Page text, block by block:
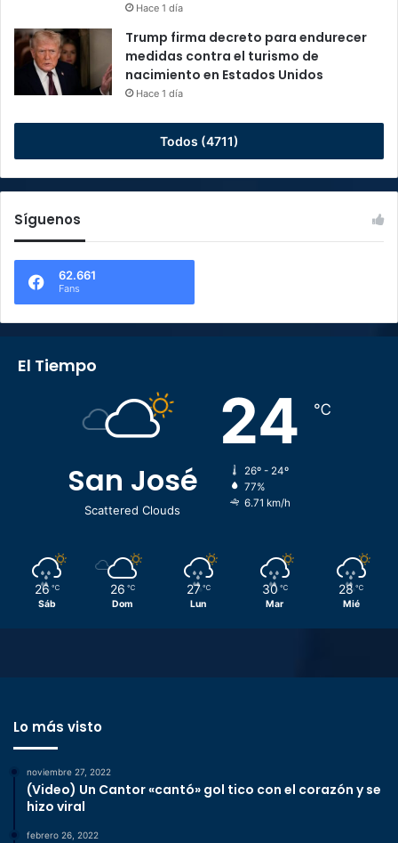
Hace 1 día
Trump firma decreto para endurecer
medidas contra el turismo de
nacimiento en Estados Unidos
Hace 1 día
Todos (4711)
Síguenos
62.661
Fans
El Tiempo
San José
Scattered Clouds
24 ℃
26º - 24º
77%
6.71 km/h
26 ℃
Sáb
26 ℃
Dom
27 ℃
Lun
30 ℃
Mar
28 ℃
Mié
Lo más visto
noviembre 27, 2022
(Video) Un Cantor «cantó» gol tico con el corazón y se
hizo viral
febrero 26, 2022